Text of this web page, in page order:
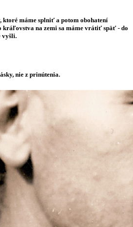
máme splniť a potom obohatení
kráľovstva na zemi sa máme vrátiť späť - do
vyšli.
nie z prinútenia.